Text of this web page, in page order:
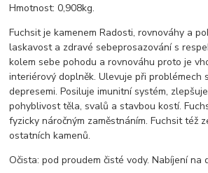
Hmotnost: 0,908kg.
Fuchsit je kamenem Radosti, rovnováhy a
laskavost a zdravé sebeprosazování s
kolem sebe pohodu a rovnováhu proto je
interiérový doplněk. Ulevuje při problémech
depresemi. Posiluje imunitní systém,
pohyblivost těla, svalů a stavbou kostí.
fyzicky náročným zaměstnáním. Fuchsit též
ostatních kamenů.
Očista: pod proudem čisté vody. Nabíjení na